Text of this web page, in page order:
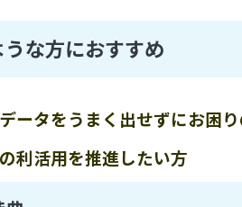
うな方におすすめ
ータをうまく出せずにお困
利活用を推進したい方